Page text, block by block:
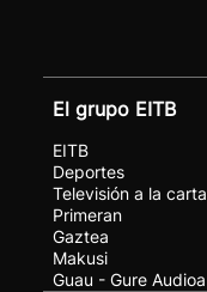
El grupo EITB
EITB
Deportes
Televisión a la carta
Primeran
Gaztea
Makusi
Guau - Gure Audioa